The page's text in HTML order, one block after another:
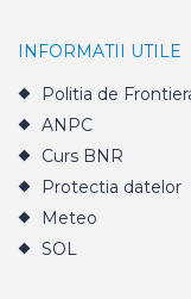
INFORMATII UTILE
Politia de
ANPC
Curs BNR
Protectia datelor
Meteo
SOL